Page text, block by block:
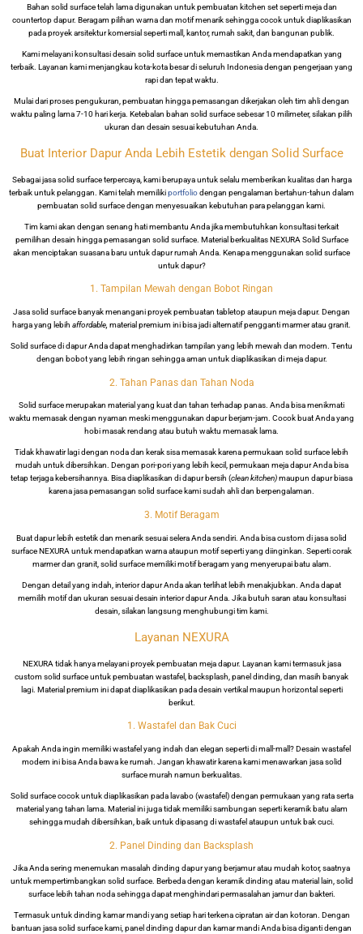
Bahan solid surface telah lama digunakan untuk pembuatan kitchen set seperti meja dan
countertop dapur. Beragam pilihan warna dan motif menarik sehingga cocok untuk diaplikasikan
pada proyek arsitektur komersial seperti mall, kantor, rumah sakit, dan bangunan publik.
Kami melayani konsultasi desain solid surface untuk memastikan Anda mendapatkan yang
terbaik. Layanan kami menjangkau kota-kota besar di seluruh Indonesia dengan pengerjaan yang
rapi dan tepat waktu.
Mulai dari proses pengukuran, pembuatan hingga pemasangan dikerjakan oleh tim ahli dengan
waktu paling lama 7-10 hari kerja. Ketebalan bahan solid surface sebesar 10 milimeter, silakan pilih
ukuran dan desain sesuai kebutuhan Anda.
Buat Interior Dapur Anda Lebih Estetik dengan Solid Surface
Sebagai jasa solid surface terpercaya, kami berupaya untuk selalu memberikan kualitas dan harga
terbaik untuk pelanggan. Kami telah memilikiportfoliodengan pengalaman bertahun-tahun dalam
pembuatan solid surface dengan menyesuaikan kebutuhan para pelanggan kami.
Tim kami akan dengan senang hati membantu Anda jika membutuhkan konsultasi terkait
pemilihan desain hingga pemasangan solid surface. Material berkualitas NEXURA Solid Surface
akan menciptakan suasana baru untuk dapur rumah Anda. Kenapa menggunakan solid surface
untuk dapur?
1. Tampilan Mewah dengan Bobot Ringan
Jasa solid surface banyak menangani proyek pembuatan tabletop ataupun meja dapur. Dengan
harga yang lebih affordable, material premium ini bisa jadi alternatif pengganti marmer atau granit.
Solid surface di dapur Anda dapat menghadirkan tampilan yang lebih mewah dan modern. Tentu
dengan bobot yang lebih ringan sehingga aman untuk diaplikasikan di meja dapur.
2. Tahan Panas dan Tahan Noda
Solid surface merupakan material yang kuat dan tahan terhadap panas. Anda bisa menikmati
waktu memasak dengan nyaman meski menggunakan dapur berjam-jam. Cocok buat Anda yang
hobi masak rendang atau butuh waktu memasak lama.
Tidak khawatir lagi dengan noda dan kerak sisa memasak karena permukaan solid surface lebih
mudah untuk dibersihkan. Dengan pori-pori yang lebih kecil, permukaan meja dapur Anda bisa
tetap terjaga kebersihannya. Bisa diaplikasikan di dapur bersih (clean kitchen)maupun dapur biasa
karena jasa pemasangan solid surface kami sudah ahli dan berpengalaman.
3. Motif Beragam
Buat dapur lebih estetik dan menarik sesuai selera Anda sendiri. Anda bisa custom di jasa solid
surface NEXURA untuk mendapatkan warna ataupun motif seperti yang diinginkan. Seperti corak
marmer dan granit, solid surface memiliki motif beragam yang menyerupai batu alam.
Dengan detail yang indah, interior dapur Anda akan terlihat lebih menakjubkan. Anda dapat
memilih motif dan ukuran sesuai desain interior dapur Anda. Jika butuh saran atau konsultasi
desain, silakan langsung menghubungi tim kami.
Layanan NEXURA
NEXURA tidak hanya melayani proyek pembuatan meja dapur. Layanan kami termasuk jasa
custom solid surface untuk pembuatan wastafel, backsplash, panel dinding, dan masih banyak
lagi. Material premium ini dapat diaplikasikan pada desain vertikal maupun horizontal seperti
berikut.
1. Wastafel dan Bak Cuci
Apakah Anda ingin memiliki wastafel yang indah dan elegan seperti di mall-mall? Desain wastafel
modern ini bisa Anda bawa ke rumah. Jangan khawatir karena kami menawarkan jasa solid
surface murah namun berkualitas.
Solid surface cocok untuk diaplikasikan pada lavabo (wastafel) dengan permukaan yang rata serta
material yang tahan lama. Material ini juga tidak memiliki sambungan seperti keramik batu alam
sehingga mudah dibersihkan, baik untuk dipasang di wastafel ataupun untuk bak cuci.
2. Panel Dinding dan Backsplash
Jika Anda sering menemukan masalah dinding dapur yang berjamur atau mudah kotor, saatnya
untuk mempertimbangkan solid surface. Berbeda dengan keramik dinding atau material lain, solid
surface lebih tahan noda sehingga dapat menghindari permasalahan jamur dan bakteri.
Termasuk untuk dinding kamar mandi yang setiap hari terkena cipratan air dan kotoran. Dengan
bantuan jasa solid surface kami, panel dinding dapur dan kamar mandi Anda bisa diganti dengan